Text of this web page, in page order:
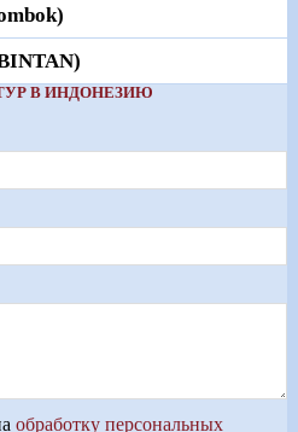
В ИНДОНЕЗИЮ
обработку персональных